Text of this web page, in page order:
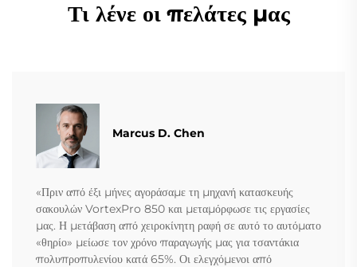
Τι λένε οι πελάτες μας
Marcus D. Chen
«Πριν από έξι μήνες αγοράσαμε τη μηχανή κατασκευής
σακουλών VortexPro 850 και μεταμόρφωσε τις εργασίες
μας. Η μετάβαση από χειροκίνητη ραφή σε αυτό το αυτόματο
«θηρίο» μείωσε τον χρόνο παραγωγής μας για τσαντάκια
πολυπροπυλενίου κατά 65%. Οι ελεγχόμενοι από